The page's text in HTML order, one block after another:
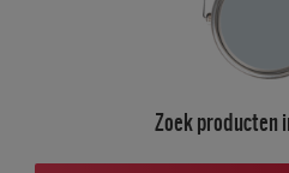
Zoek producten